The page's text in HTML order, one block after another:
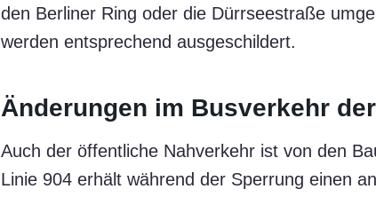
den Berliner Ring oder die Dürrseestraße
werden entsprechend ausgeschildert.
Änderungen im Busverkehr
Auch der öffentliche Nahverkehr ist von den
Linie 904 erhält während der Sperrung einen